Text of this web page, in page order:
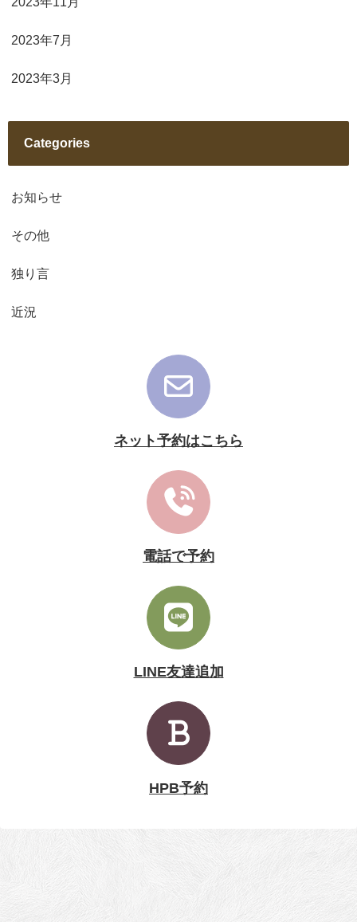
2023年7月
2023年3月
Categories
お知らせ
その他
独り言
近況
ネット予約はこちら
電話で予約
LINE友達追加
HPB予約